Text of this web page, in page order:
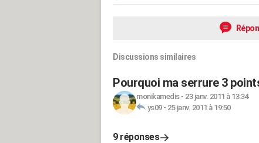
Discussions similaires
Pourquoi ma serrure 3
monikamedis- 23 janv. 2011 à 13:34
ys09- 25 janv. 2011 à 19:50
9 réponses